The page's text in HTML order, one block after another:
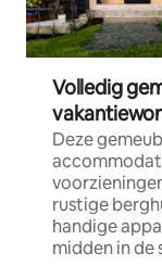
Volledig
Deze
rustige
handige
midden in de